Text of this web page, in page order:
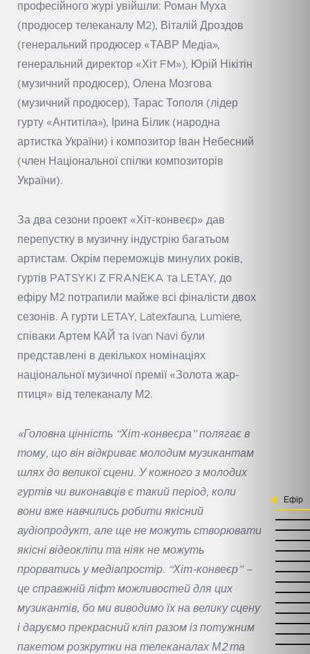
професійного журі увійшли: Роман Муха
(продюсер телеканалу М2), Віталій Дроздов
(генеральний продюсер «ТАВР Медіа»,
генеральний директор «Хіт FM»), Юрій Нікітін
(музичний продюсер), Олена Мозгова
(музичний продюсер), Тарас Тополя (лідер
гурту «Антитіла»), Ірина Білик (народна
артистка України) і композитор Іван Небесний
(член Національної спілки композиторів
України).
За два сезони проект «Хіт-конвеєр» дав
перепустку в музичну індустрію багатьом
артистам. Окрім переможців минулих років,
гуртів PATSYKI Z FRANEKA та LETAY, до
ефіру М2 потрапили майже всі фіналісти двох
сезонів. А гурти LETAY, Latexfauna, Lumiere,
співаки Артем КАЙ та Ivan Navi були
представлені в декількох номінаціях
національної музичної премії «Золота жар-
птиця» від телеканалу М2.
«Головна цінність “Хіт-конвеєра” полягає в
тому, що він відкриває молодим музикантам
шлях до великої сцени. У кожного з молодих
гуртів чи виконавців є такий період, коли
вони вже навчились робити якісний
аудіопродукт, але ще не можуть створювати
якісні відеокліпи та ніяк не можуть
прорватись у медіапростір. “Хіт-конвеєр” –
це справжній ліфт можливостей для цих
музикантів, бо ми виводимо їх на велику сцену
і даруємо прекрасний кліп разом із потужним
пакетом розкрутки на телеканалах М2 та
Ефір